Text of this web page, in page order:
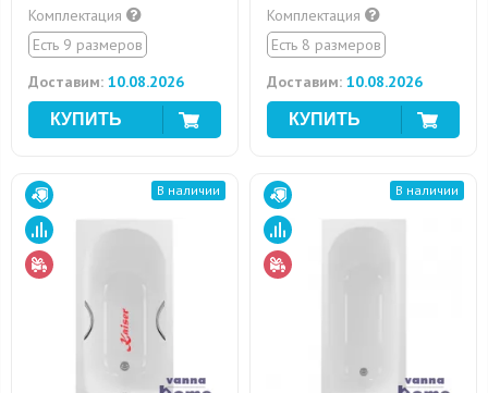
Комплектация
Есть 9 размеров
Доставим: 10.08.2026
Комплектация
Есть 8 размеров
Доставим: 10.08.2026
В наличии В наличии